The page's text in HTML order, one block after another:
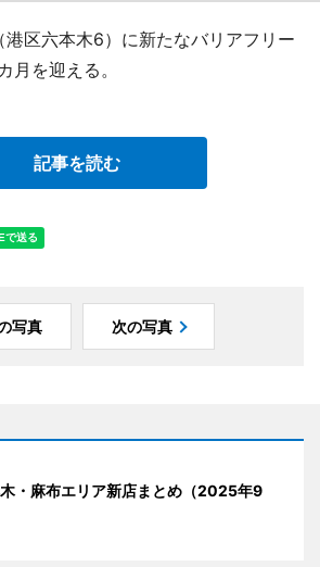
港区六本木6）に新たなバリアフリー
月を迎える。
記事を読む
写真 次の写真
・麻布エリア新店まとめ（2025年9